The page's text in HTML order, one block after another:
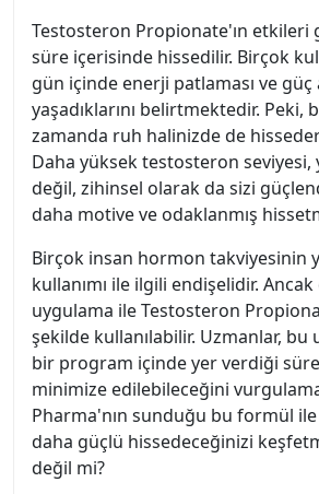
Testosteron Propionate'ın etkileri
süre içerisinde hissedilir. Birçok
gün içinde enerji patlaması ve güç
yaşadıklarını belirtmektedir. Peki,
zamanda ruh halinizde de
Daha yüksek testosteron seviyesi,
değil, zihinsel olarak da sizi
daha motive ve odaklanmış
Birçok insan hormon takviyesinin
kullanımı ile ilgili endişelidir.
uygulama ile Testosteron
şekilde kullanılabilir. Uzmanlar, bu
bir program içinde yer verdiği
minimize edilebileceğini
Pharma'nın sunduğu bu formül ile
daha güçlü hissedeceğinizi
değil mi?